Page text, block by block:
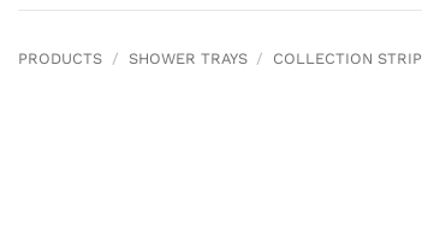
PRODUCTS / SHOWER TRAYS / COLLECTION STRIP